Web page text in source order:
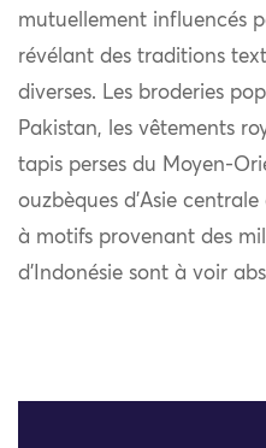
mutuellement influencés
révélant des traditions
diverses. Les broderies
Pakistan, les vêtements
tapis perses du Moyen-
ouzbèques d’Asie
à motifs provenant des
d’Indonésie sont à voir